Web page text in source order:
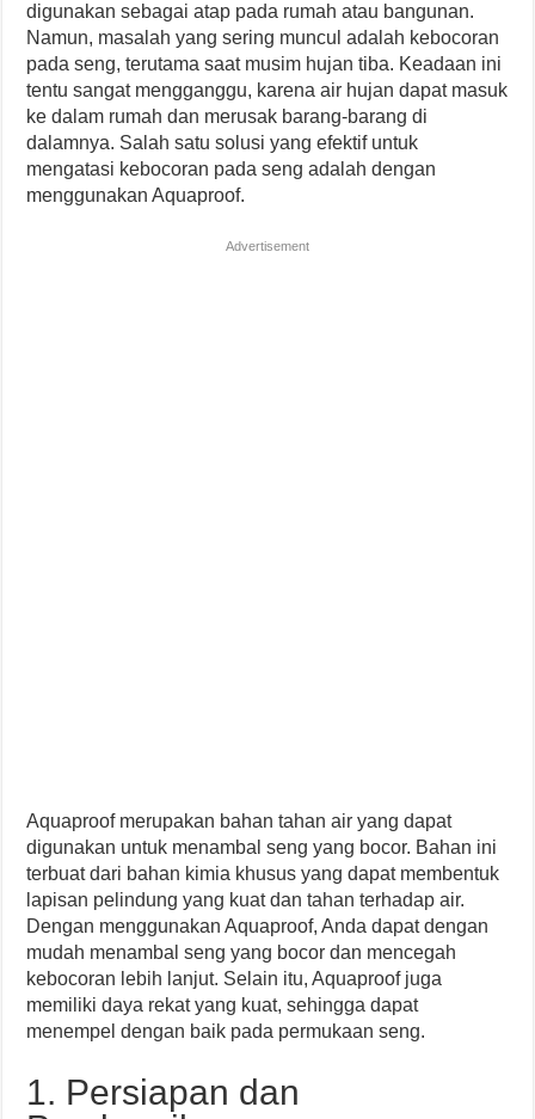
digunakan sebagai atap pada rumah atau bangunan.
Namun, masalah yang sering muncul adalah kebocoran
pada seng, terutama saat musim hujan tiba. Keadaan ini
tentu sangat mengganggu, karena air hujan dapat masuk
ke dalam rumah dan merusak barang-barang di
dalamnya. Salah satu solusi yang efektif untuk
mengatasi kebocoran pada seng adalah dengan
menggunakan Aquaproof.
Advertisement
Aquaproof merupakan bahan tahan air yang dapat
digunakan untuk menambal seng yang bocor. Bahan ini
terbuat dari bahan kimia khusus yang dapat membentuk
lapisan pelindung yang kuat dan tahan terhadap air.
Dengan menggunakan Aquaproof, Anda dapat dengan
mudah menambal seng yang bocor dan mencegah
kebocoran lebih lanjut. Selain itu, Aquaproof juga
memiliki daya rekat yang kuat, sehingga dapat
menempel dengan baik pada permukaan seng.
1. Persiapan dan